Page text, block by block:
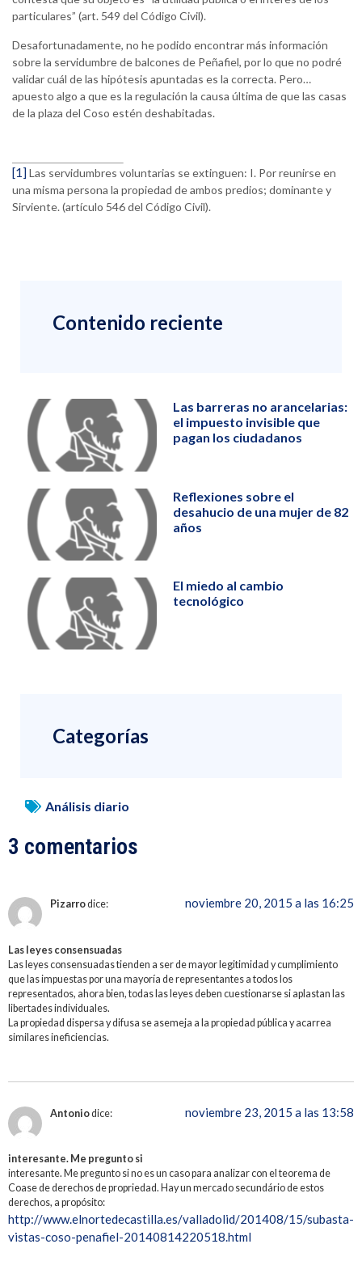
particulares” (art. 549 del Código Civil).
Desafortunadamente, no he podido encontrar más información
sobre la servidumbre de balcones de Peñafiel, por lo que no podré
validar cuál de las hipótesis apuntadas es la correcta. Pero…
apuesto algo a que es la regulación la causa última de que las casas
de la plaza del Coso estén deshabitadas.
[1] Las servidumbres voluntarias se extinguen: I. Por reunirse en
una misma persona la propiedad de ambos predios; dominante y
Sirviente. (artículo 546 del Código Civil).
Contenido reciente
Las barreras no arancelarias:
el impuesto invisible que
pagan los ciudadanos
Reflexiones sobre el
desahucio de una mujer de 82
años
El miedo al cambio
tecnológico
Categorías
Análisis diario
3 comentarios
Pizarrodice: noviembre 20, 2015 a las 16:25
Las leyes consensuadas
Las leyes consensuadas tienden a ser de mayor legitimidad y cumplimiento
que las impuestas por una mayoría de representantes a todos los
representados, ahora bien, todas las leyes deben cuestionarse si aplastan las
libertades individuales.
La propiedad dispersa y difusa se asemeja a la propiedad pública y acarrea
similares ineficiencias.
Antoniodice: noviembre 23, 2015 a las 13:58
interesante. Me pregunto si
interesante. Me pregunto si no es un caso para analizar con el teorema de
Coase de derechos de propriedad. Hay un mercado secundário de estos
derechos, a propósito:
http://www.elnortedecastilla.es/valladolid/201408/15/subasta-
vistas-coso-penafiel-20140814220518.html